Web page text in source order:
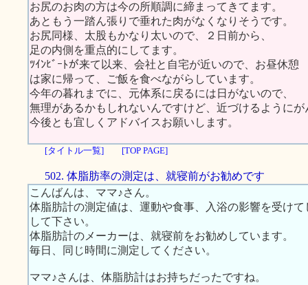
お尻のお肉の方は今の所順調に締まってきてます。
あともう一踏ん張りで垂れた肉がなくなりそうです。
お尻同様、太股もかなり太いので、２日前から、
足の内側を重点的にしてます。
ﾂｲﾝﾋﾞｰﾄが来て以来、会社と自宅が近いので、お昼休憩
は家に帰って、ご飯を食べながらしています。
今年の暮れまでに、元体系に戻るには日がないので、
無理があるかもしれないんですけど、近づけるように
今後とも宜しくアドバイスお願いします。
[タイトル一覧] [TOP PAGE]
502. 体脂肪率の測定は、就寝前がお勧めです
こんばんは、ママ♪さん。
体脂肪計の測定値は、運動や食事、入浴の影響を受け
して下さい。
体脂肪計のメーカーは、就寝前をお勧めしています。
毎日、同じ時間に測定してください。
ママ♪さんは、体脂肪計はお持ちだったですね。